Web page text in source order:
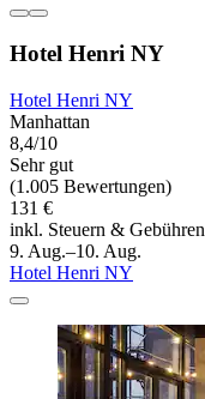
Hotel Henri NY
Hotel Henri NY
Manhattan
8,4/10
Sehr gut
(1.005 Bewertungen)
131 €
inkl. Steuern & Gebühren
9. Aug.–10. Aug.
Hotel Henri NY